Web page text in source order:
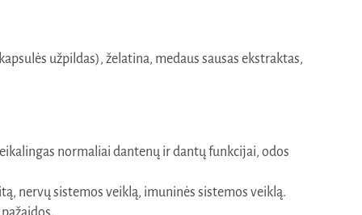
užpildas), želatina, medaus sausas ekstraktas,
normaliai dantenų ir dantų funkcijai, odos
nervų sistemos veiklą, imuninės sistemos veiklą.